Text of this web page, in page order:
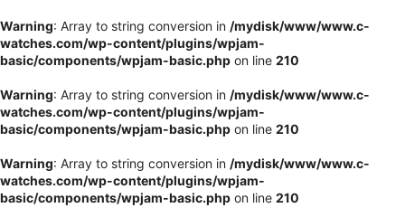
Warning: Array to string conversion in /mydisk/www/www.c-
watches.com/wp-content/plugins/wpjam-
basic/components/wpjam-basic.php on line 210
Warning: Array to string conversion in /mydisk/www/www.c-
watches.com/wp-content/plugins/wpjam-
basic/components/wpjam-basic.php on line 210
Warning: Array to string conversion in /mydisk/www/www.c-
watches.com/wp-content/plugins/wpjam-
basic/components/wpjam-basic.php on line 210